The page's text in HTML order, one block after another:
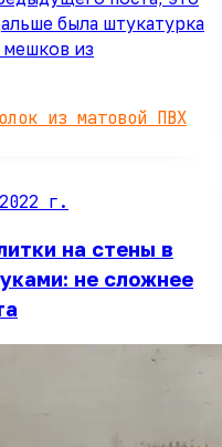
была штукатурка
мешков из
из матовой ПВХ
г.
на стены в
не сложнее